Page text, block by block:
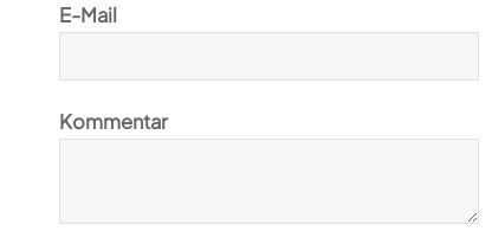
E-Mail
Kommentar